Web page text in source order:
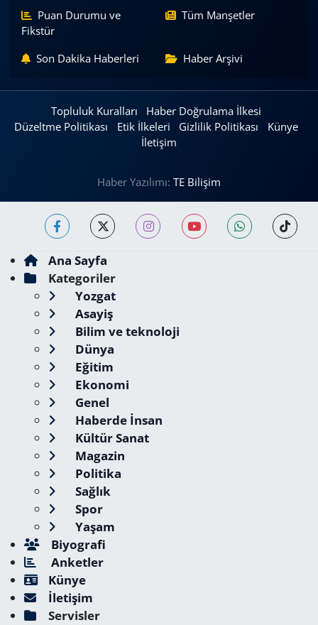
Puan Durumu ve
Fikstür
Tüm Manşetler
Son Dakika Haberleri Haber Arşivi
Topluluk Kuralları
Haber Doğrulama İlkesi
Düzeltme Politikası
Etik İlkeleri Gizlilik Politikası
Künye
İletişim
Haber Yazılımı: TE Bilişim
Ana Sayfa
Kategoriler
Yozgat
Asayiş
Bilim ve teknoloji
Dünya
Eğitim
Ekonomi
Genel
Haberde İnsan
Kültür Sanat
Magazin
Politika
Sağlık
Spor
Yaşam
Biyografi
Anketler
Künye
İletişim
Servisler